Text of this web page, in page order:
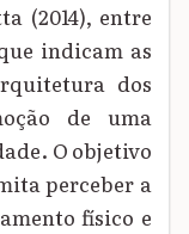
(2014), entre
indicam as
dos
de uma
O objetivo
perceber a
físico e